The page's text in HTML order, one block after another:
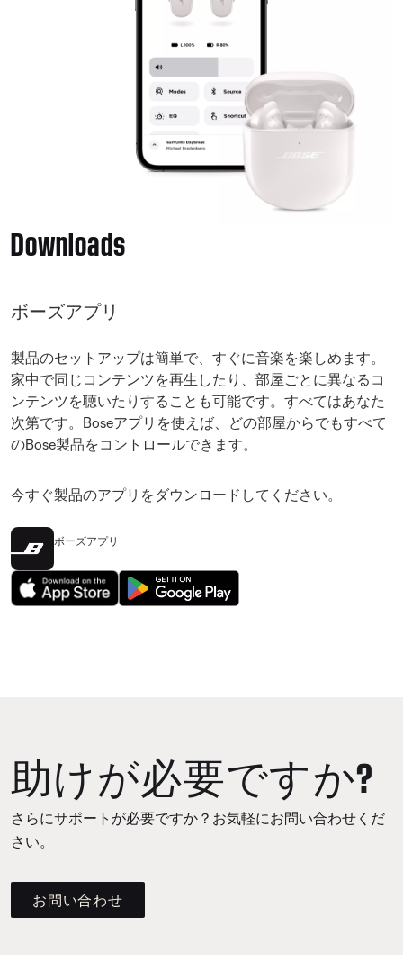
Downloads
ボーズアプリ
製品のセットアップは簡単で、すぐに音楽を楽しめます。
家中で同じコンテンツを再生したり、部屋ごとに異なるコ
ンテンツを聴いたりすることも可能です。すべてはあなた
次第です。Boseアプリを使えば、どの部屋からでもすべて
のBose製品をコントロールできます。
今すぐ製品のアプリをダウンロードしてください。
ボーズアプリ
助けが必要ですか?
さらにサポートが必要ですか？お気軽にお問い合わせくだ
さい。
お問い合わせ